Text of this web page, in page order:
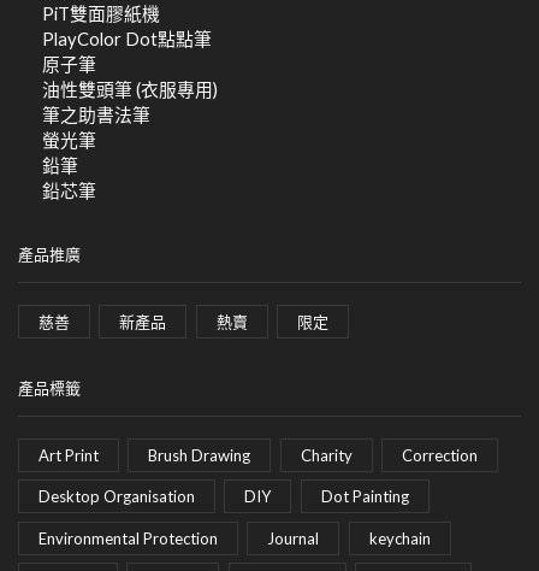
PiT雙面膠紙機
PlayColor Dot點點筆
原子筆
油性雙頭筆 (衣服專用)
筆之助書法筆
螢光筆
鉛筆
鉛芯筆
產品推廣
慈善 新產品 熱賣 限定
產品標籤
Art Print Brush Drawing Charity Correction
Desktop Organisation DIY Dot Painting
Environmental Protection Journal keychain